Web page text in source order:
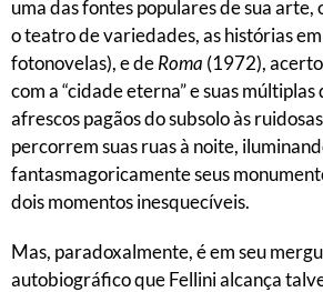
uma das fontes populares de sua arte,
o teatro de variedades, as histórias
fotonovelas), e deRoma (1972),
com a “cidade eterna” e suas múltiplas
afrescos pagãos do subsolo às
percorrem suas ruas à noite,
fantasmagoricamente seus
dois momentos inesquecíveis.
Mas, paradoxalmente, é em seu
autobiográfico que Fellini alcança